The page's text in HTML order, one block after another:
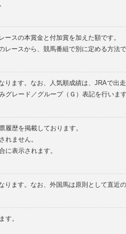
ースの本賞金と付加賞を加えた額です。
ースから、競馬番組で別に定める方法で
ます。なお、人気順成績は、JRAで出
レード／グループ（Ｇ）表記を行います
歴を掲載しております。
れません。
に表示されます。
ます。なお、外国馬は原則として直近
す。